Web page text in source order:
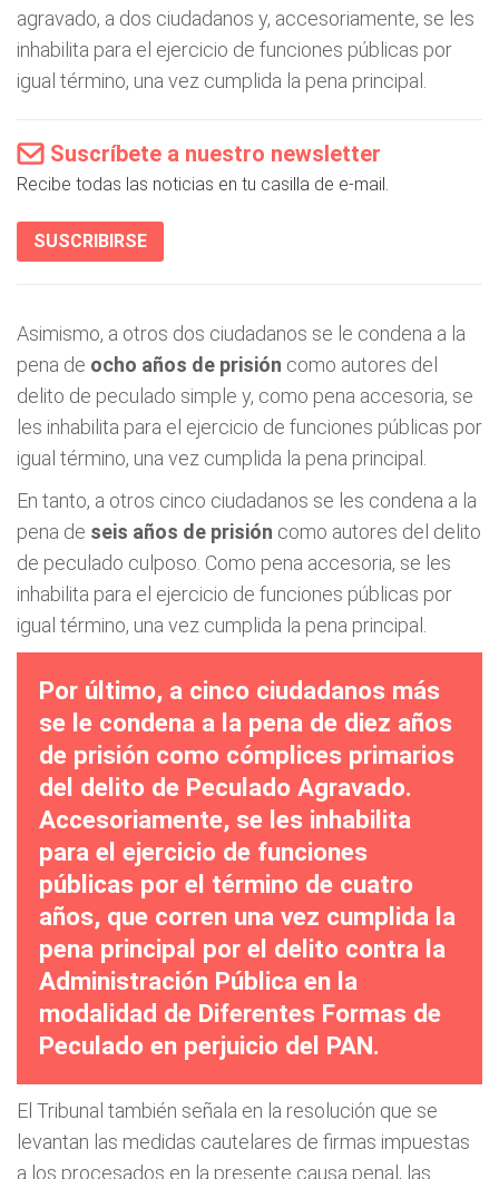
agravado, a dos ciudadanos y, accesoriamente, se les
inhabilita para el ejercicio de funciones públicas por
igual término, una vez cumplida la pena principal.
Suscríbete a nuestro newsletter
Recibe todas las noticias en tu casilla de e-mail.
SUSCRIBIRSE
Asimismo, a otros dos ciudadanos se le condena a la
pena de ocho años de prisión como autores del
delito de peculado simple y, como pena accesoria, se
les inhabilita para el ejercicio de funciones públicas por
igual término, una vez cumplida la pena principal.
En tanto, a otros cinco ciudadanos se les condena a la
pena de seis años de prisión como autores del delito
de peculado culposo. Como pena accesoria, se les
inhabilita para el ejercicio de funciones públicas por
igual término, una vez cumplida la pena principal.
Por último, a cinco ciudadanos más
se le condena a la pena de diez años
de prisión como cómplices primarios
del delito de Peculado Agravado.
Accesoriamente, se les inhabilita
para el ejercicio de funciones
públicas por el término de cuatro
años, que corren una vez cumplida la
pena principal por el delito contra la
Administración Pública en la
modalidad de Diferentes Formas de
Peculado en perjuicio del PAN.
El Tribunal también señala en la resolución que se
levantan las medidas cautelares de firmas impuestas
a los procesados en la presente causa penal, las